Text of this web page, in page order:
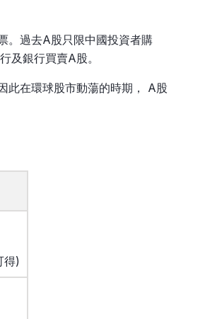
。過去A股只限中國投資者購
及銀行買賣A股。
此在環球股市動蕩的時期， A股
得)